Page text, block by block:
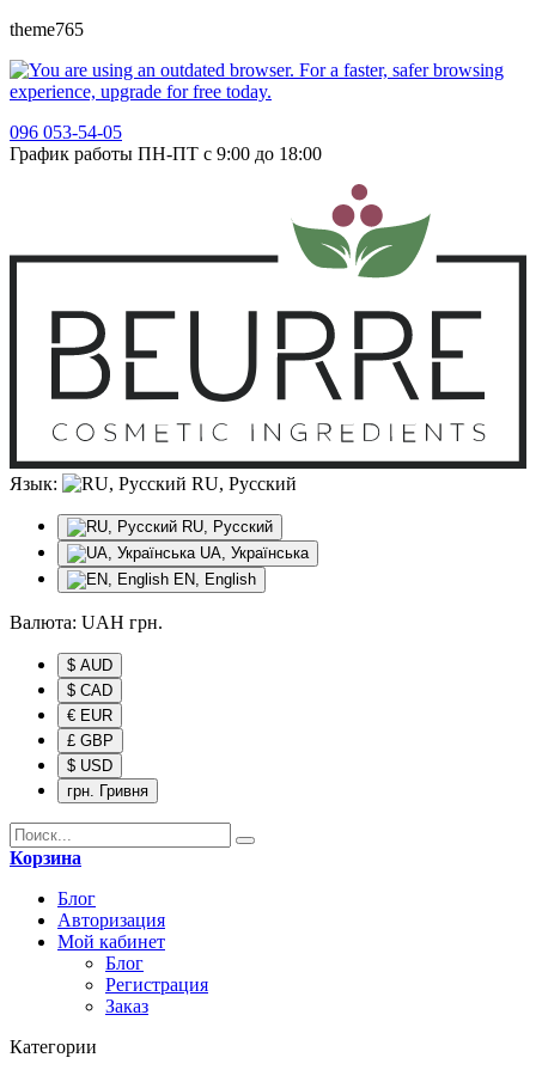
theme765
096 053-54-05
График работы ПН-ПТ с 9:00 до 18:00
Язык: RU, Русский
RU, Русский
UA, Українська
EN, English
Валюта: UAH грн.
$ AUD
$ CAD
€ EUR
£ GBP
$ USD
грн. Гривня
Корзина
Блог
Авторизация
Мой кабинет
Блог
Регистрация
Заказ
Категории